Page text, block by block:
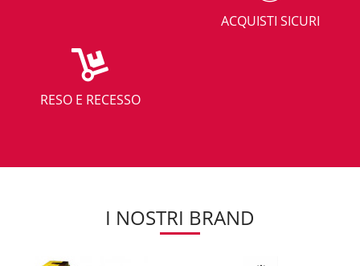
ACQUISTI SICURI
RESO E RECESSO
I NOSTRI BRAND